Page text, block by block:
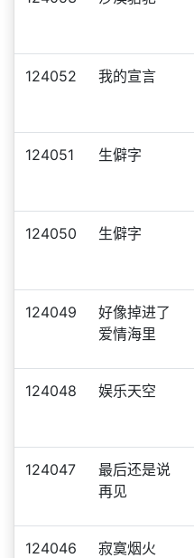
124052 我的宣言
124051 生僻字
124050 生僻字
124049
好像掉进了
爱情海里
124048 娱乐天空
124047
最后还是说
再见
124046 寂寞烟火